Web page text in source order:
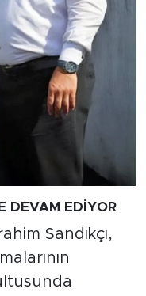
DEVAM EDİYOR
Sandıkçı,